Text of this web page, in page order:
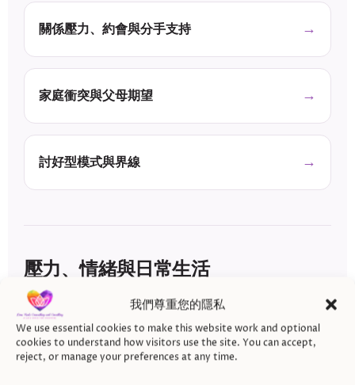
我們尊重您的隱私
We use essential cookies to make this website work and optional
cookies to understand how visitors use the site. You can accept,
reject, or manage your preferences at any time.
關係壓力、約會與分手支持
家庭衝突與父母期望
討好型模式與界線
壓力、情緒與日常生活
您可能已經承擔太多，常常擔心、想很多、感到情緒低
落或與自己失去連結；也可能很難開始做事，或發現日
常責任比以前更耗費心力。